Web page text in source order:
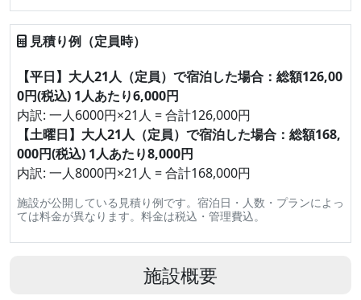
見積り例（定員時）
【平日】大人21人（定員）で宿泊した場合：総額126,00
0円(税込) 1人あたり6,000円
内訳: 一人6000円×21人 = 合計126,000円
【土曜日】大人21人（定員）で宿泊した場合：総額168,
000円(税込) 1人あたり8,000円
内訳: 一人8000円×21人 = 合計168,000円
施設が公開している見積り例です。宿泊日・人数・プランによっ
ては料金が異なります。料金は税込・管理費込。
施設概要